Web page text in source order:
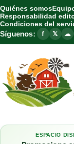
Quiénes somos
Responsabilidad
Condiciones del
Síguenos: f 𝕏 ☁
ESPACIO